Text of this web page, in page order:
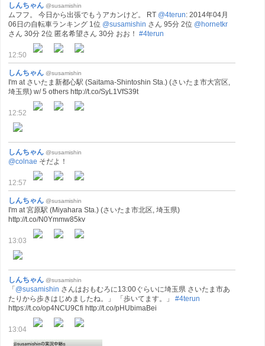
しんちゃん @susamishin
ムフフ。 今日から出張でもうアカンけど。 RT @4terun: 2014年04月
06日の自転車ランキング 1位 @susamishin さん 95分 2位 @hornetkr
さん 30分 2位 匿名希望さん 30分 おお！ #4terun
12:50
しんちゃん @susamishin
I'm at さいたま新都心駅 (Saitama-Shintoshin Sta.) (さいたま市大宮区,
埼玉県) w/ 5 others http://t.co/SyL1VfS39t
12:52
しんちゃん @susamishin
@colnae そだよ！
12:57
しんちゃん @susamishin
I'm at 宮原駅 (Miyahara Sta.) (さいたま市北区, 埼玉県)
http://t.co/N0Ymmw85kv
13:03
しんちゃん @susamishin
「@susamishin さんはおもむろに13:00ぐらいに埼玉県 さいたま市あ
たりから歩きはじめましたね。」 「歩いてます。」 #4terun
https://t.co/op4NCU9Cfi http://t.co/pHUbimaBei
13:04